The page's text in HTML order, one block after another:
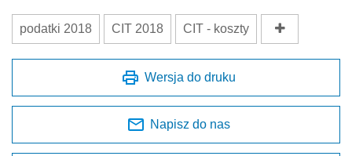
podatki 2018 CIT 2018 CIT - koszty
Wersja do druku
Napisz do nas